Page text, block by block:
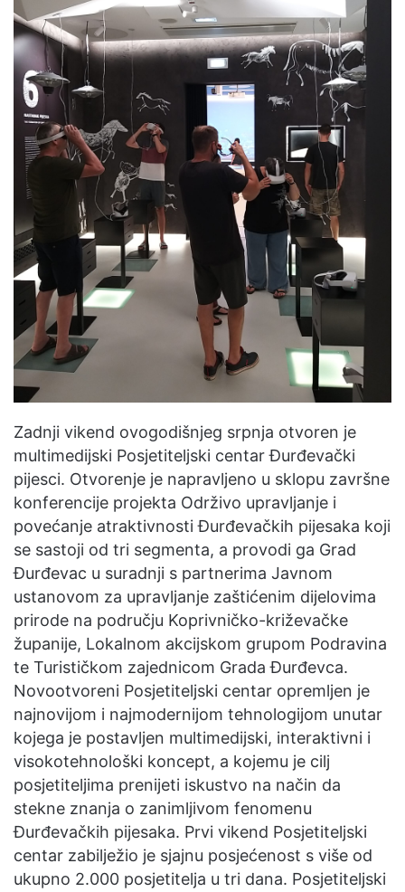
Zadnji vikend ovogodišnjeg srpnja otvoren je
multimedijski Posjetiteljski centar Đurđevački
pijesci. Otvorenje je napravljeno u sklopu završne
konferencije projekta Održivo upravljanje i
povećanje atraktivnosti Đurđevačkih pijesaka koji
se sastoji od tri segmenta, a provodi ga Grad
Đurđevac u suradnji s partnerima Javnom
ustanovom za upravljanje zaštićenim dijelovima
prirode na području Koprivničko-križevačke
županije, Lokalnom akcijskom grupom Podravina
te Turističkom zajednicom Grada Đurđevca.
Novootvoreni Posjetiteljski centar opremljen je
najnovijom i najmodernijom tehnologijom unutar
kojega je postavljen multimedijski, interaktivni i
visokotehnološki koncept, a kojemu je cilj
posjetiteljima prenijeti iskustvo na način da
stekne znanja o zanimljivom fenomenu
Đurđevačkih pijesaka. Prvi vikend Posjetiteljski
centar zabilježio je sjajnu posjećenost s više od
ukupno 2.000 posjetitelja u tri dana. Posjetiteljski